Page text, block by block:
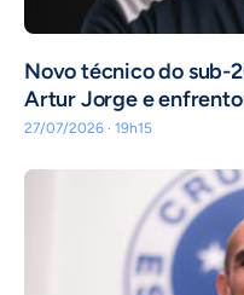
Novo técnico do sub-
Artur Jorge e
27/07/2026 · 19h15